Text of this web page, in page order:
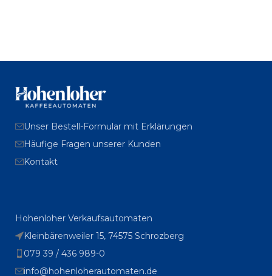
Unser Bestell-Formular mit Erklärungen
Häufige Fragen unserer Kunden
Kontakt
Hohenloher Verkaufsautomaten
Kleinbärenweiler 15, 74575 Schrozberg
079 39 / 436 989-0
info@hohenloherautomaten.de